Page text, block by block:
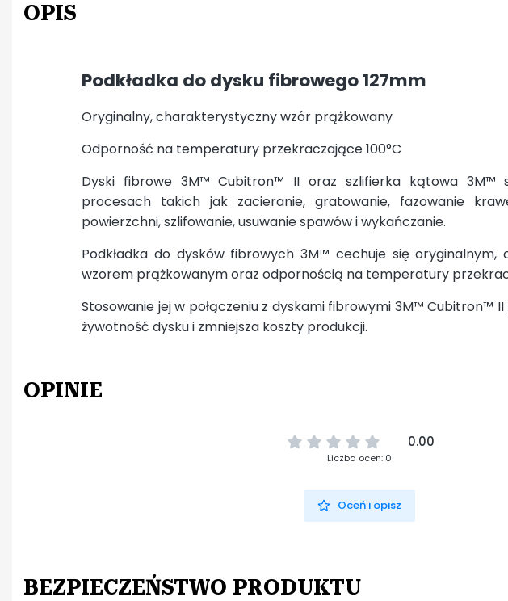
OPIS
Podkładka do dysku fibrowego 127mm
Oryginalny, charakterystyczny wzór prążkowany
Odporność na temperatury przekraczające 100°C
Dyski fibrowe 3M™ Cubitron™ II oraz szlifierka kątowa 3M™
procesach takich jak zacieranie, gratowanie, fazowanie
powierzchni, szlifowanie, usuwanie spawów i wykańczanie.
Podkładka do dysków fibrowych 3M™ cechuje się oryginalnym,
wzorem prążkowanym oraz odpornością na temperatury
Stosowanie jej w połączeniu z dyskami fibrowymi 3M™ Cubitron™
żywotność dysku i zmniejsza koszty produkcji.
OPINIE
0.00
Liczba ocen: 0
Oceń i opisz
BEZPIECZEŃSTWO PRODUKTU